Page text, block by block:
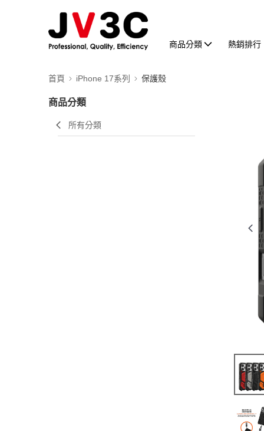
商品分類 熱銷排行
首頁 iPhone 17系列 保護殼
商品分類
所有分類